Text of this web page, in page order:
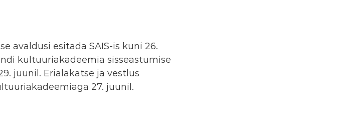
avaldusi esitada SAIS-is kuni 26.
kultuuriakadeemia sisseastumise
juunil. Erialakatse ja vestlus
27. juunil.